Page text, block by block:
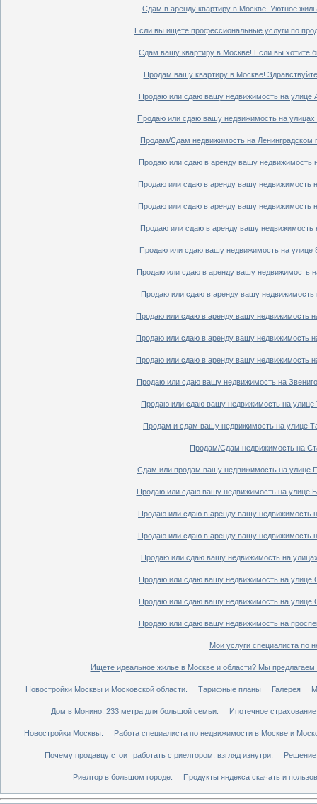
Сдам в аренду квартиру в Москве. Уютное
Если вы ищете профессиональные услуги по
Сдам вашу квартиру в Москве! Если вы хотите
Продам вашу квартиру в Москве!
Продаю или сдаю вашу недвижимость на улице
Продаю или сдаю вашу недвижимость на
Продам/Сдам недвижимость на Ленинградском
Продаю или сдаю в аренду вашу недвижимость
Продаю или сдаю в аренду вашу недвижимость
Продаю или сдаю в аренду вашу недвижимость
Продаю или сдаю в аренду вашу недвижимость
Продаю или сдаю вашу недвижимость на улице
Продаю или сдаю в аренду вашу недвижимость
Продаю или сдаю в аренду вашу недвижимость
Продаю или сдаю в аренду вашу недвижимость
Продаю или сдаю в аренду вашу недвижимость
Продаю или сдаю в аренду вашу недвижимость
Продаю или сдаю вашу недвижимость на
Продаю или сдаю вашу недвижимость на улице
Продам и сдам вашу недвижимость на улице
Продам/Сдам недвижимость на
Сдам или продам вашу недвижимость на улице
Продаю или сдаю вашу недвижимость на улице
Продаю или сдаю в аренду вашу недвижимость
Продаю или сдаю в аренду вашу недвижимость
Продаю или сдаю вашу недвижимость на
Продаю или сдаю вашу недвижимость на улице
Продаю или сдаю вашу недвижимость на улице
Продаю или сдаю вашу недвижимость на
Мои услуги специалиста по
Ищете идеальное жилье в Москве и области? Мы
Новостройки Москвы и Московской области. Тарифные планы Галерея
Дом в Монино. 233 метра для большой семьи. Ипотечное
Новостройки Москвы. Работа специалиста по недвижимости в Москве и
Почему продавцу стоит работать с риелтором: взгляд изнутри.
Риелтор в большом городе. Продукты яндекса скачать и